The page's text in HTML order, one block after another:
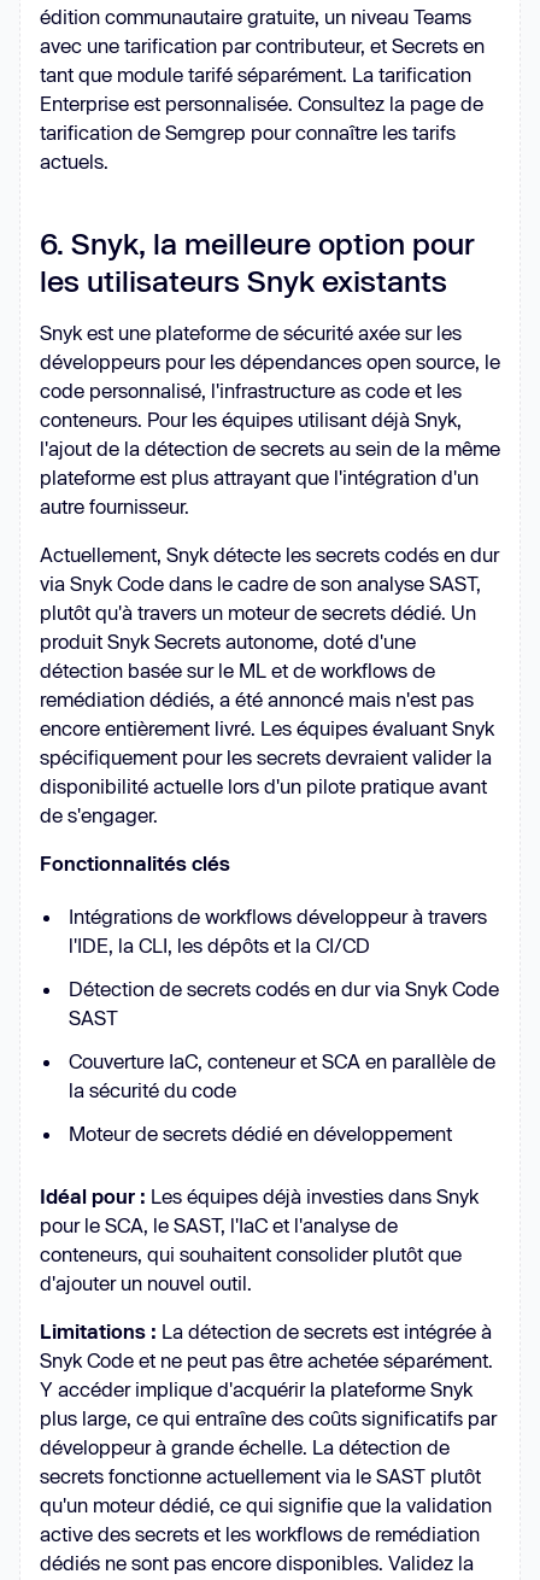
édition communautaire gratuite, un niveau Teams
avec une tarification par contributeur, et Secrets en
tant que module tarifé séparément. La tarification
Enterprise est personnalisée. Consultez la page de
tarification de Semgrep pour connaître les tarifs
actuels.
6. Snyk, la meilleure option pour
les utilisateurs Snyk existants
Snyk est une plateforme de sécurité axée sur les
développeurs pour les dépendances open source, le
code personnalisé, l'infrastructure as code et les
conteneurs. Pour les équipes utilisant déjà Snyk,
l'ajout de la détection de secrets au sein de la même
plateforme est plus attrayant que l'intégration d'un
autre fournisseur.
Actuellement, Snyk détecte les secrets codés en dur
via Snyk Code dans le cadre de son analyse SAST,
plutôt qu'à travers un moteur de secrets dédié. Un
produit Snyk Secrets autonome, doté d'une
détection basée sur le ML et de workflows de
remédiation dédiés, a été annoncé mais n'est pas
encore entièrement livré. Les équipes évaluant Snyk
spécifiquement pour les secrets devraient valider la
disponibilité actuelle lors d'un pilote pratique avant
de s'engager.
Fonctionnalités clés
Intégrations de workflows développeur à travers
l'IDE, la CLI, les dépôts et la CI/CD
Détection de secrets codés en dur via Snyk Code
SAST
Couverture IaC, conteneur et SCA en parallèle de
la sécurité du code
Moteur de secrets dédié en développement
Idéal pour : Les équipes déjà investies dans Snyk
pour le SCA, le SAST, l'IaC et l'analyse de
conteneurs, qui souhaitent consolider plutôt que
d'ajouter un nouvel outil.
Limitations : La détection de secrets est intégrée à
Snyk Code et ne peut pas être achetée séparément.
Y accéder implique d'acquérir la plateforme Snyk
plus large, ce qui entraîne des coûts significatifs par
développeur à grande échelle. La détection de
secrets fonctionne actuellement via le SAST plutôt
qu'un moteur dédié, ce qui signifie que la validation
active des secrets et les workflows de remédiation
dédiés ne sont pas encore disponibles. Validez la